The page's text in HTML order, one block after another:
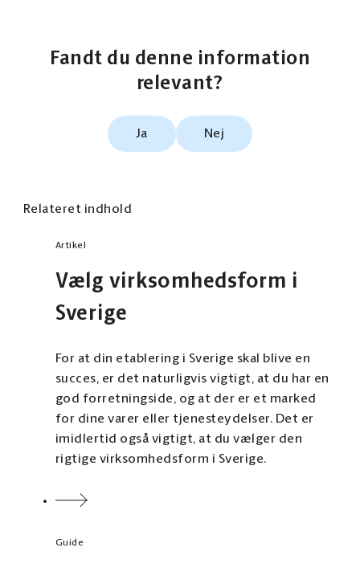
Fandt du denne information
relevant?
Ja Nej
Relateret indhold
Artikel
Vælg virksomhedsform i
Sverige
For at din etablering i Sverige skal blive en
succes, er det naturligvis vigtigt, at du har en
god forretningside, og at der er et marked
for dine varer eller tjenesteydelser. Det er
imidlertid også vigtigt, at du vælger den
rigtige virksomhedsform i Sverige.
Guide